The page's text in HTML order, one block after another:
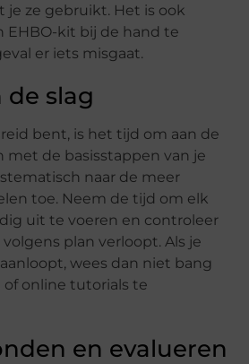
je ze gebruikt. Het is ook
EHBO-kit bij de hand te
er iets misgaat.
de slag
bent, is het tijd om aan de
met de basisstappen van je
naar de meer
toe. Neem de tijd om elk
uit te voeren en controleer
plan verloopt. Als je
wees dan niet bang
online tutorials te
en evalueren